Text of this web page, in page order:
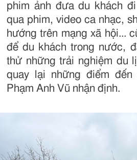
phim ảnh đưa du khách
qua phim, video ca nhạc,
hướng trên mạng xã hội...
để du khách trong nước,
thử những trải nghiệm du
quay lại những điểm đến
Phạm Anh Vũ nhận định.